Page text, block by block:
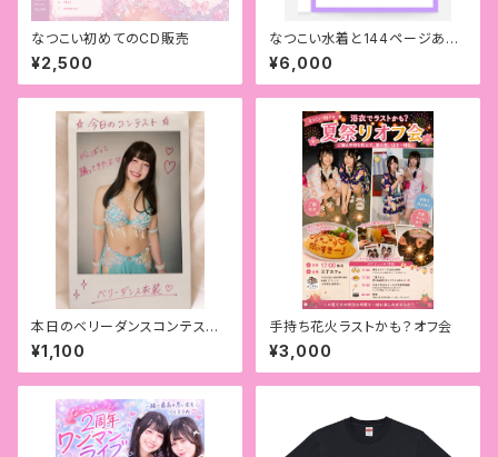
なつこい初めてのCD販売
¥2,500
なつこい水着と144ページある
ドキドキ写真集
¥6,000
本日のベリーダンスコンテストラ
ンチェキ
¥1,100
手持ち花火ラストかも？オフ会
¥3,000